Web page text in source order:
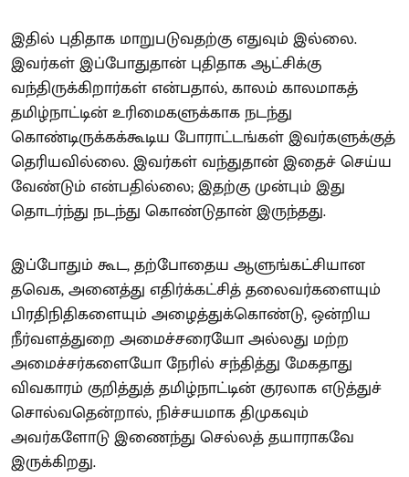
இதில் புதிதாக மாறுபடுவதற்கு எதுவும் இல்லை.
இவர்கள் இப்போதுதான் புதிதாக ஆட்சிக்கு
வந்திருக்கிறார்கள் என்பதால், காலம் காலமாகத்
தமிழ்நாட்டின் உரிமைகளுக்காக நடந்து
கொண்டிருக்கக்கூடிய போராட்டங்கள் இவர்களுக்குத்
தெரியவில்லை. இவர்கள் வந்துதான் இதைச் செய்ய
வேண்டும் என்பதில்லை; இதற்கு முன்பும் இது
தொடர்ந்து நடந்து கொண்டுதான் இருந்தது.
இப்போதும் கூட, தற்போதைய ஆளுங்கட்சியான
தவெக, அனைத்து எதிர்க்கட்சித் தலைவர்களையும்
பிரதிநிதிகளையும் அழைத்துக்கொண்டு, ஒன்றிய
நீர்வளத்துறை அமைச்சரையோ அல்லது மற்ற
அமைச்சர்களையோ நேரில் சந்தித்து மேகதாது
விவகாரம் குறித்துத் தமிழ்நாட்டின் குரலாக எடுத்துச்
சொல்வதென்றால், நிச்சயமாக திமுகவும்
அவர்களோடு இணைந்து செல்லத் தயாராகவே
இருக்கிறது.